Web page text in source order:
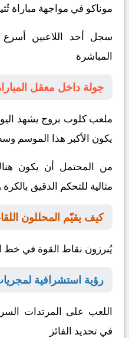
موناكو في مواجهة مباراة
سجل أحد اللاعبين
المباشرة
جولة داخل معقل
ملعب كلوب بروج يشهد
يكون الأكبر هذا الموسم
من المحتمل أن يكون
مثالية للتحكم الدقيق
كيف يقيّم المحللون
يُبرزون نقاط القوة في
رؤية استشرافية
اللعب على المرتدات
في تحديد الفائز